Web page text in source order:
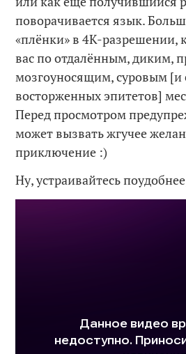
поворачивается язык.
«плёнки» в 4K-разрешении,
вас по отдалённым, диким,
мозгоуносящим, суровым [и
восторженных эпитетов]
Перед просмотром
может вызвать жгучее
приключение :)
Ну, устраивайтесь